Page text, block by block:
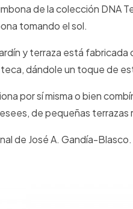
de la colección DNA
tomando el sol.
y terraza está
dándole un toque de
por sí misma o bien
de pequeñas
de José A. Gandía-Blasco.